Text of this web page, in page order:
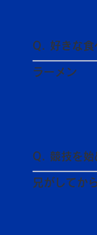
Q. 競技を始
兄がしてか
Q. 好きな食
ラーメン